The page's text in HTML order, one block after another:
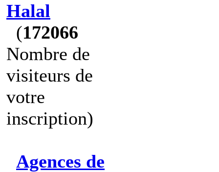
Halal
(172066
Nombre de
visiteurs de
votre
inscription)
Agences de